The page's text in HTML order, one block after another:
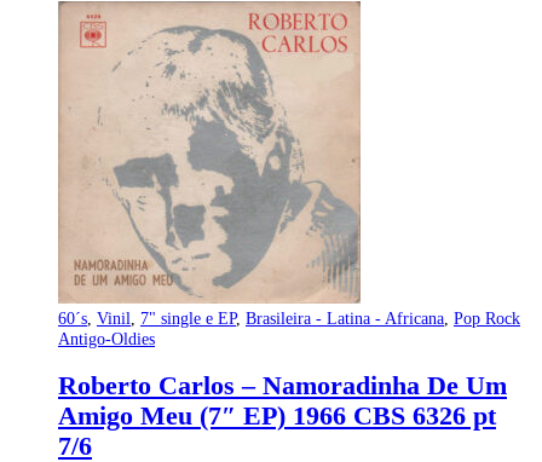
60´s Vinil 7" single e EP, Brasileira - Latina - Africana Pop Rock
Antigo-Oldies
Roberto Carlos – Namoradinha De Um
Amigo Meu (7″ EP) 1966 CBS 6326 pt
7/6